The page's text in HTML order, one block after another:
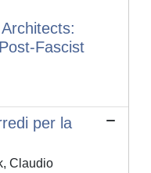
Fascist
per la
Claudio